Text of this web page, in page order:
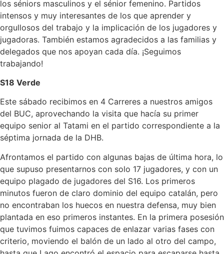
los séniors masculinos y el sénior femenino. Partidos
intensos y muy interesantes de los que aprender y
orgullosos del trabajo y la implicación de los jugadores y
jugadoras. También estamos agradecidos a las familias y
delegados que nos apoyan cada día. ¡Seguimos
trabajando!
S18 Verde
Este sábado recibimos en 4 Carreres a nuestros amigos
del BUC, aprovechando la visita que hacía su primer
equipo senior al Tatami en el partido correspondiente a la
séptima jornada de la DHB.
Afrontamos el partido con algunas bajas de última hora, lo
que supuso presentarnos con solo 17 jugadores, y con un
equipo plagado de jugadores del S16. Los primeros
minutos fueron de claro dominio del equipo catalán, pero
no encontraban los huecos en nuestra defensa, muy bien
plantada en eso primeros instantes. En la primera posesión
que tuvimos fuimos capaces de enlazar varias fases con
criterio, moviendo el balón de un lado al otro del campo,